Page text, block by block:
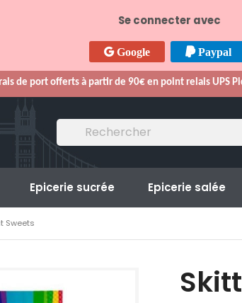
Se connecter avec
Google Paypal
de port offerts à partir de 90€ en point relais UPS
Epicerie sucrée Epicerie salée
Sweets